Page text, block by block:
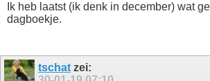
Ik heb laatst (ik denk in december) wat
dagboekje.
tschat zei: